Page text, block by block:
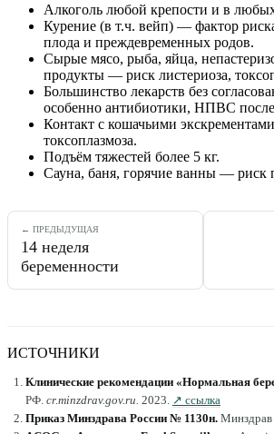
Алкоголь любой крепости и в
Курение (в т.ч. вейп) — фактор
плода и преждевременных родов.
Сырые мясо, рыба, яйца,
продукты — риск листериоза,
Большинство лекарств без
особенно антибиотики, НПВС
Контакт с кошачьими
токсоплазмоза.
Подъём тяжестей более 5 кг.
Сауна, баня, горячие ванны — риск
← ПРЕДЫДУЩАЯ
14 неделя
беременности
ИСТОЧНИКИ
Клинические рекомендации «Нормальная
РФ cr.minzdrav.gov.ru 2023 ↗ ссылка
Приказ Минздрава России № 1130н.